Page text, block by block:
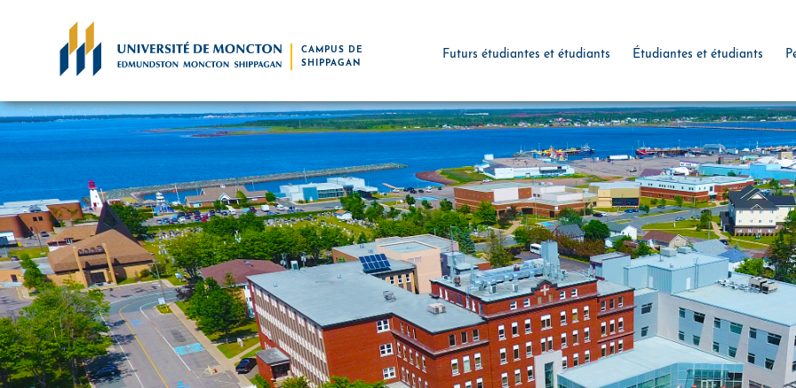
CAMPUS DE
SHIPPAGAN
Futurs étudiantes et étudiants Étudiantes et étudiants